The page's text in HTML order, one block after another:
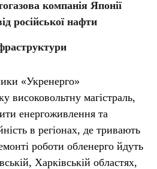
компанія Японії
російської нафти
«Укренерго»
високовольтну магістраль,
енергоживлення та
в регіонах, де тривають
роботи обленерго йдуть
Харківській областях,